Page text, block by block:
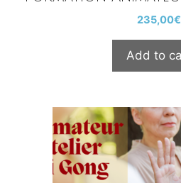
235,00€
Add to